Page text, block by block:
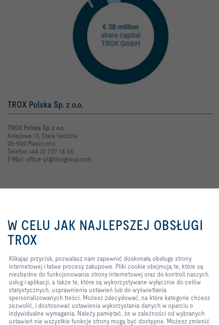
TROX Polska Sp. z o.o.
TROX Polska Sp. z o.o.
Kolejowa 13, Stara Iwiczna
05-500 Piaseczno
Telefon +48 22 737 18 58
E-Mail: office-pl@troxgroup.com
Zapytanie ofertowe
Zgłoszenie usterki
TROX w serwisach społecznościowych
Home Kontakt Dane firmy
Ogólne warunki dostawy i płatności
Polityka prywatności
Wyłączenie odpowiedzialności
zapewnić doskonałą obsługę
strony internetowej i łatwe
internetowej oraz do kontroli
naszych usług i aplikacji, a także
te, które są wykorzystywane
wyłącznie do celów
statystycznych, usprawnienia
ustawień lub do wyświetlania
spersonalizowanych treści.
Możesz zdecydować, na które
kategorie chcesz zezwolić, i
W CELU JAK NAJLEPSZEJ OBSŁUGI
TROX
Klikając przycisk, pozwalasz nam zapewnić doskonałą obsługę strony
internetowej i łatwe procesy zakupowe. Pliki cookie obejmują te, które są
niezbędne do funkcjonowania strony internetowej oraz do kontroli naszych
usług i aplikacji, a także te, które są wykorzystywane wyłącznie do celów
statystycznych, usprawnienia ustawień lub do wyświetlania
spersonalizowanych treści. Możesz zdecydować, na które kategorie chcesz
zezwolić, i dostosować ustawienia wykorzystania danych w oparciu o
indywidualne wymagania. Należy pamiętać, że w zależności od wybranych
ustawień nie wszystkie funkcje strony mogą być dostępne. Możesz zmienić